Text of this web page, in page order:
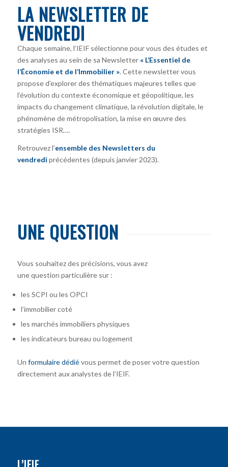
LA NEWSLETTER DE
VENDREDI
Chaque semaine, l’IEIF sélectionne pour vous des études et
des analyses au sein de sa Newsletter « L’Essentiel de
l’Économie et de l’Immobilier ». Cette newsletter vous
propose d’explorer des thématiques majeures telles que
l’évolution du contexte économique et géopolitique, les
impacts du changement climatique, la révolution digitale, le
phénomène de métropolisation, la mise en œuvre des
stratégies ISR….
Retrouvez l’ensemble des Newsletters du
vendredi précédentes (depuis janvier 2023).
UNE QUESTION
Vous souhaitez des précisions, vous avez
une question particulière sur :
les SCPI ou les OPCI
l’immobilier coté
les marchés immobiliers physiques
les indicateurs bureau ou logement
Un formulaire dédiévous permet de poser votre question
directement aux analystes de l’IEIF.